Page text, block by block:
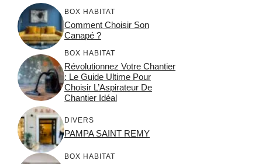
BOX HABITAT
Comment Choisir Son
Canapé ?
BOX HABITAT
Révolutionnez Votre Chantier
: Le Guide Ultime Pour
Choisir L’Aspirateur De
Chantier Idéal
DIVERS
PAMPA SAINT REMY
BOX HABITAT